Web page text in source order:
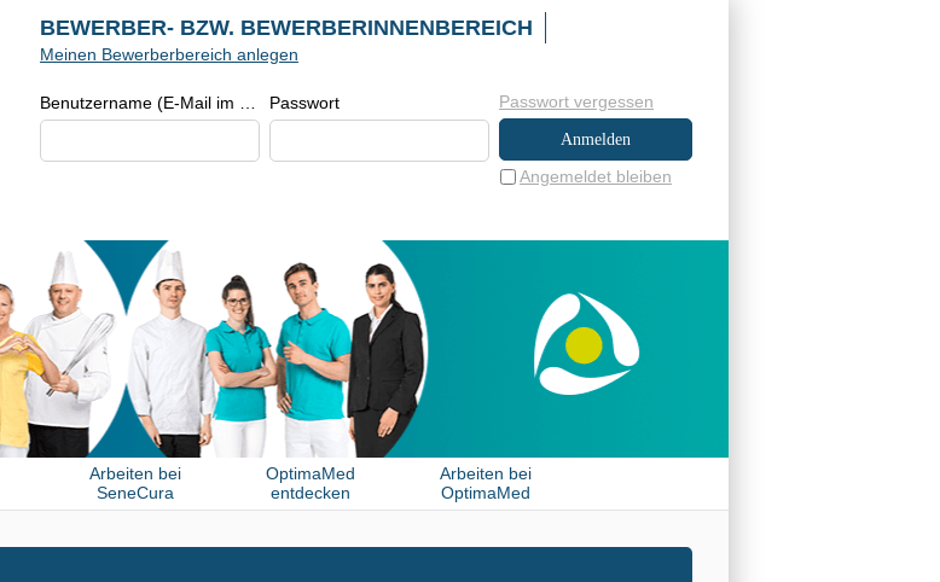
BEWERBER- BZW. BEWERBERINNENBEREICH
Passwort
Angemeldet bleiben
Passwort vergessen
Meinen Bewerberbereich anlegen
Arbeiten bei
SeneCura
OptimaMed
entdecken
Arbeiten bei
OptimaMed